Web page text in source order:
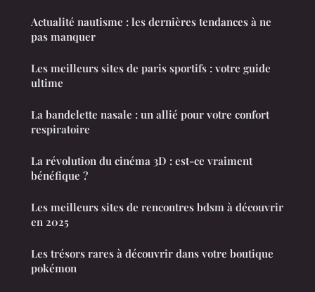
Actualité nautisme : les dernières tendances à ne
pas manquer
Les meilleurs sites de paris sportifs : votre guide
ultime
La bandelette nasale : un allié pour votre confort
respiratoire
La révolution du cinéma 3D : est-ce vraiment
bénéfique ?
Les meilleurs sites de rencontres bdsm à découvrir
en 2025
Les trésors rares à découvrir dans votre boutique
pokémon